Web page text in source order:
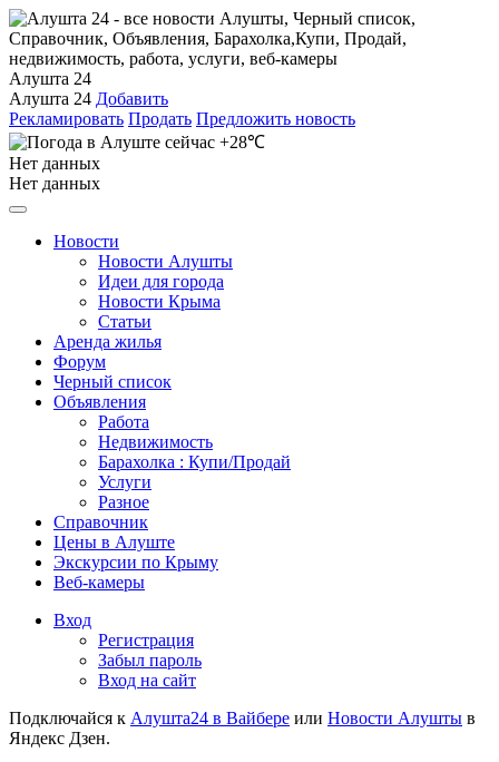
Алушта 24
Алушта 24 Добавить
Рекламировать Продать Предложить новость
+28℃
Нет данных
Нет данных
Новости
Новости Алушты
Идеи для города
Новости Крыма
Статьи
Аренда жилья
Форум
Черный список
Объявления
Работа
Недвижимость
Барахолка : Купи/Продай
Услуги
Разное
Справочник
Цены в Алуште
Экскурсии по Крыму
Веб-камеры
Вход
Регистрация
Забыл пароль
Вход на сайт
Подключайся к Алушта24 в Вайбере или Новости Алушты в
Яндекс Дзен.